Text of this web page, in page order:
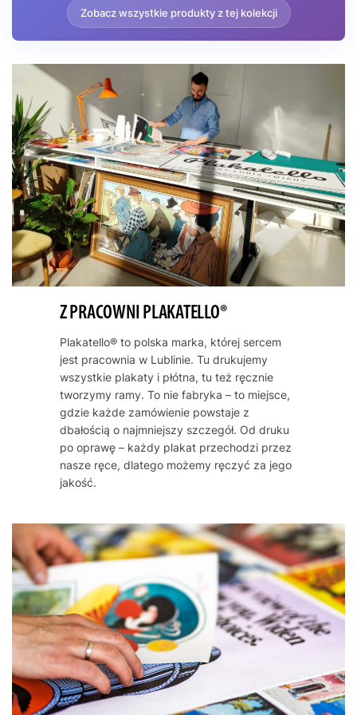
Zobacz wszystkie produkty z tej kolekcji
Z PRACOWNI PLAKATELLO®
Plakatello® to polska marka, której sercem
jest pracownia w Lublinie. Tu drukujemy
wszystkie plakaty i płótna, tu też ręcznie
tworzymy ramy. To nie fabryka – to miejsce,
gdzie każde zamówienie powstaje z
dbałością o najmniejszy szczegół. Od druku
po oprawę – każdy plakat przechodzi przez
nasze ręce, dlatego możemy ręczyć za jego
jakość.